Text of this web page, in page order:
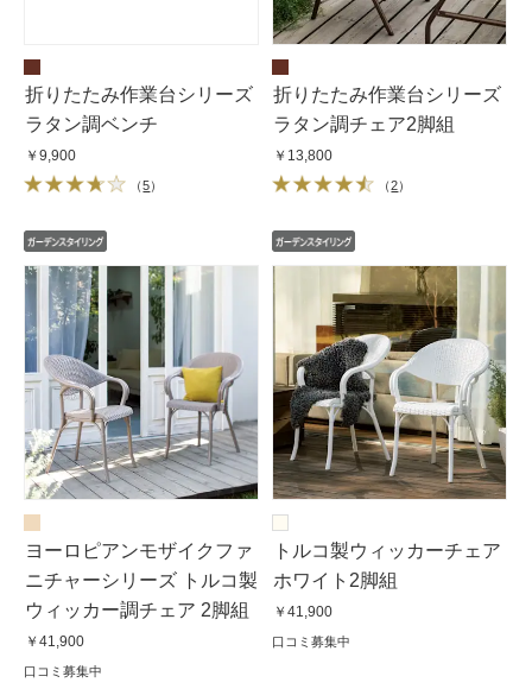
折りたたみ作業台シリーズ
ラタン調ベンチ
￥9,900
（5）
折りたたみ作業台シリーズ
ラタン調チェア2脚組
￥13,800
（2）
ヨーロピアンモザイクファ
ニチャーシリーズ トルコ製
ウィッカー調チェア 2脚組
￥41,900
口コミ募集中
トルコ製ウィッカーチェア
ホワイト2脚組
￥41,900
口コミ募集中